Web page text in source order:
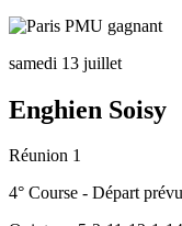
samedi 13 juillet
Enghien Soisy
Réunion 1
4° Course - Départ